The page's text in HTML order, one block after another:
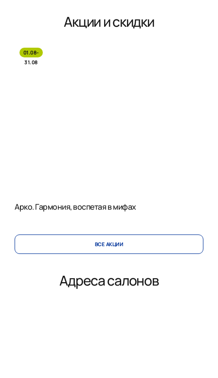
Акции и скидки
01.08-
31.08
Арко. Гармония, воспетая в мифах
ВСЕ АКЦИИ
Адреса салонов